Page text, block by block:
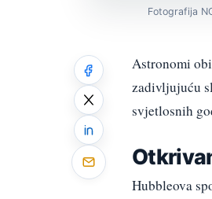
Fotografija
Astronomi
zadivljujuću
svjetlosnih
Hubbleova